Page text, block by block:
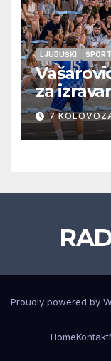
LJUBUŠKI ŠPORT
za
večeras
7
Proudly powered by
HomeKontakt